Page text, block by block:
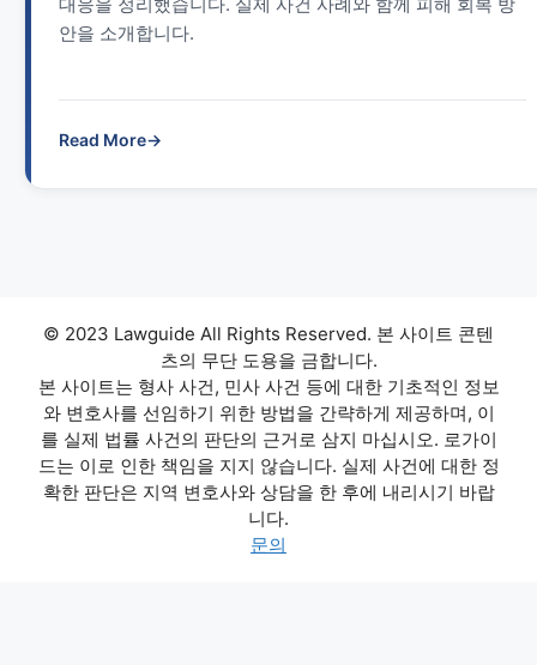
안을 소개합니다.
Read More→
© 2023 Lawguide All Rights Reserved. 본 사이트 콘텐
츠의 무단 도용을 금합니다.
본 사이트는 형사 사건, 민사 사건 등에 대한 기초적인 정보
와 변호사를 선임하기 위한 방법을 간략하게 제공하며, 이
를 실제 법률 사건의 판단의 근거로 삼지 마십시오. 로가이
드는 이로 인한 책임을 지지 않습니다. 실제 사건에 대한 정
확한 판단은 지역 변호사와 상담을 한 후에 내리시기 바랍
니다.
문의